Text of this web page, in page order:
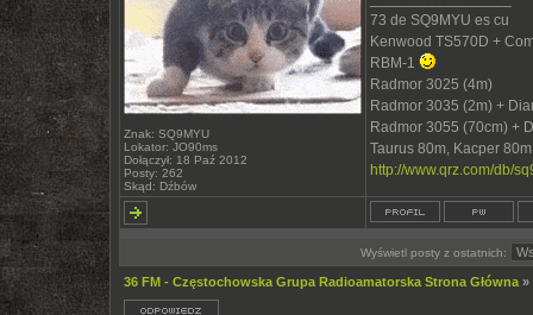
Znak: SQ9MYU
Lokator: JO90ms
Dołączył: 18 Paź 2012
Posty: 262
Skąd: Dźbów
73 de SQ9MYU es cu
Kenwood TS570D +
RBM-1
Radmor 3025 (4m)
Radmor 3035 (2m) +
Radmor 3055 (70cm) +
Taurus 80m, Kacper
http://www.qrz.com/db/
Wyświetl posty z ostatnich:
36 FM - Częstochowska Grupa Radioamatorska Strona Główna »